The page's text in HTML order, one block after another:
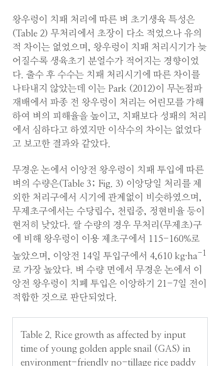
왕우렁이 치패 처리에 따른 벼 초기생육 특성은
(Table 2) 무처리에서 초장이 다소 적었으나 유의
적 차이는 없었으며, 왕우렁이 치패 처리시기가 늦
어질수록 생육초기 분얼수가 적어지는 경향이었
다. 출수 후 수수는 치패 처리시기에 따른 차이를
나타내지 않았는데 이는 Park (2012)이 무논점파
재배에서 파종 전 왕우렁이 처리는 어린모를 가해
하여 벼의 피해율을 높이고, 치패보다 성패의 처리
에서 심하다고 하였지만 이삭수의 차이는 없었다
고 보고한 결과와 같았다.
무경운 논에서 이앙전 왕우렁이 치패 투입에 따른
벼의 수량은(Table 3; Fig. 3) 이앙당일 처리를 제
외한 처리구에서 시기에 관계없이 비슷하였으며,
무제초구에서는 수당립수, 천립중, 정현비율 등이
현저히 낮았다. 쌀 수량의 경우 무처리(무제초)구
에 비해 왕우렁이 이용 제초구에서 115-160%로
높았으며, 이앙전 14일 투입구에서 4,610 kg·ha-1
로 가장 높았다. 벼 수량 면에서 무경운 논에서 이
앙전 왕우렁이 치폐 투입은 이앙하기 21-7일 전이
적합한 것으로 판단되었다.
Table 2. Rice growth as affected by input
time of young golden apple snail (GAS) in
environment-friendly no-tillage rice paddy